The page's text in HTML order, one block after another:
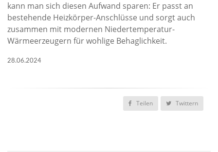
kann man sich diesen Aufwand sparen: Er passt an
bestehende Heizkörper-Anschlüsse und sorgt auch
zusammen mit modernen Niedertemperatur-
Wärmeerzeugern für wohlige Behaglichkeit.
28.06.2024
Teilen Twittern